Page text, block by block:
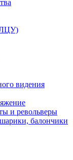
видения
и револьверы
балончики